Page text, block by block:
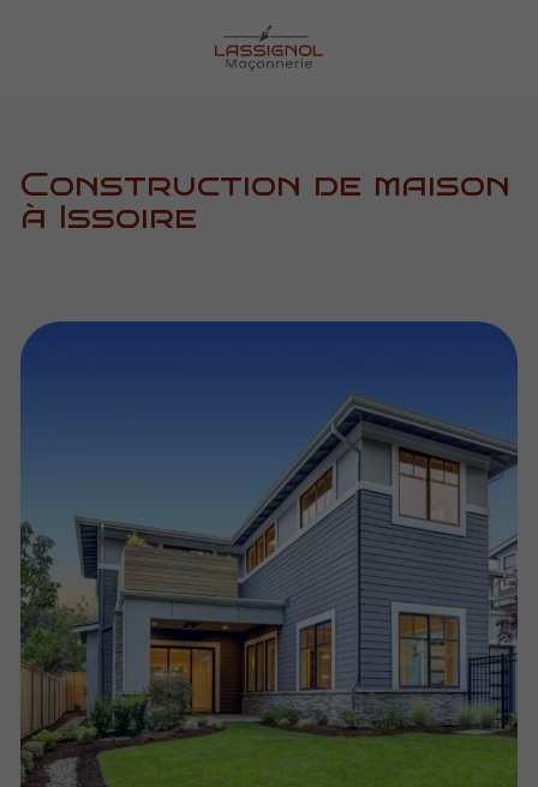
Construction de maison
à Issoire